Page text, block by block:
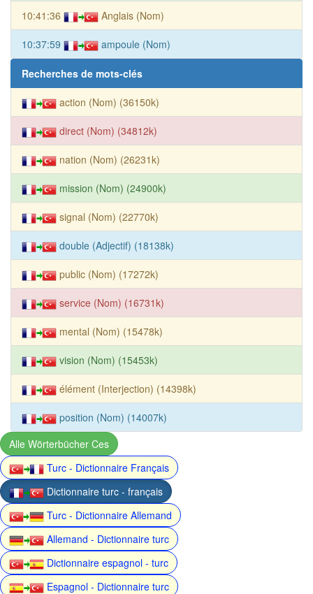
10:41:36 Anglais (Nom)
10:37:59 ampoule (Nom)
Recherches de mots-clés
action (Nom) (36150k)
direct (Nom) (34812k)
nation (Nom) (26231k)
mission (Nom) (24900k)
signal (Nom) (22770k)
double (Adjectif) (18138k)
public (Nom) (17272k)
service (Nom) (16731k)
mental (Nom) (15478k)
vision (Nom) (15453k)
élément (Interjection) (14398k)
position (Nom) (14007k)
Alle Wörterbücher Ces
Turc - Dictionnaire Français
Dictionnaire turc - français
Turc - Dictionnaire Allemand
Allemand - Dictionnaire turc
Dictionnaire espagnol - turc
Espagnol - Dictionnaire turc